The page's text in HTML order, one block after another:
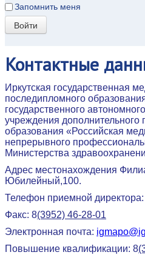
Запомнить меня
Войти
Контактные
Иркутская государственная
последипломного
государственного
учреждения дополнительного
образования «Российская
непрерывного
Министерства
Адрес местонахождения
Юбилейный,100.
Телефон приемной
Факс: 8(3952) 46-28-01
Электронная почта:
Повышение квалификации: 8